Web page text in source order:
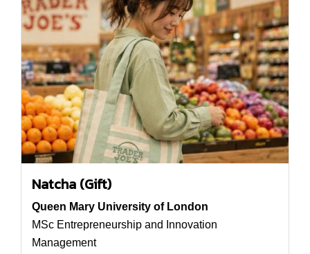
Natcha (Gift)
Queen Mary University of London
MSc Entrepreneurship and Innovation
Management